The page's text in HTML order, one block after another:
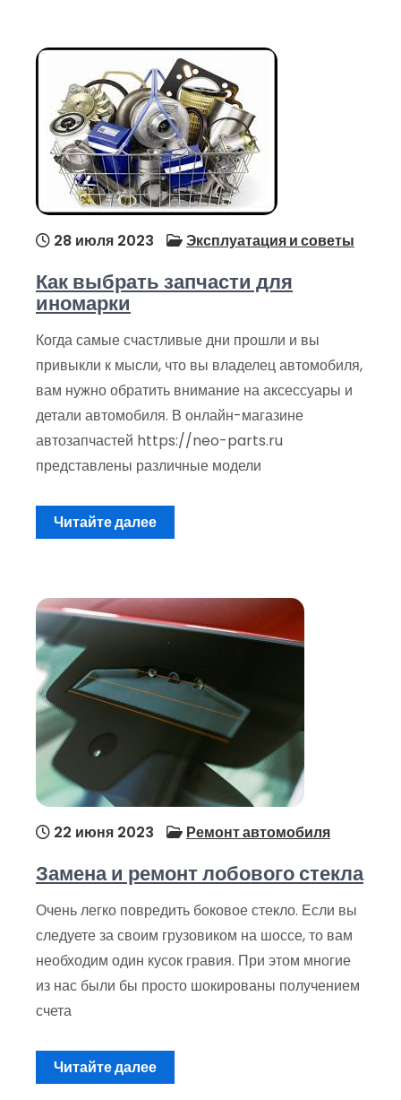
28 июля 2023 Эксплуатация и советы
Как выбрать запчасти для
иномарки
Когда самые счастливые дни прошли и вы
привыкли к мысли, что вы владелец автомобиля,
вам нужно обратить внимание на аксессуары и
детали автомобиля. В онлайн-магазине
автозапчастей https://neo-parts.ru
представлены различные модели
Читайте далее
22 июня 2023 Ремонт автомобиля
Замена и ремонт лобового стекла
Очень легко повредить боковое стекло. Если вы
следуете за своим грузовиком на шоссе, то вам
необходим один кусок гравия. При этом многие
из нас были бы просто шокированы получением
счета
Читайте далее